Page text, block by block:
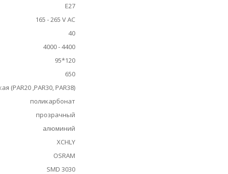
E27
165 - 265 V AC
40
4000 - 4400
95*120
650
(PAR20 ,PAR30, PAR38)
поликарбонат
прозрачный
алюминий
XCHLY
OSRAM
SMD 3030